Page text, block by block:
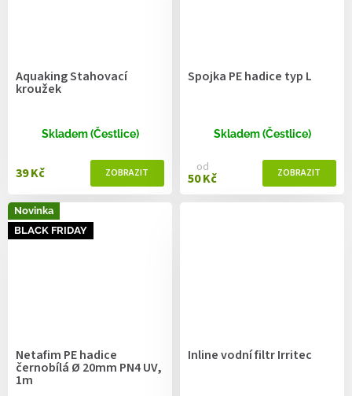
Aquaking Stahovací
kroužek
Skladem (Čestlice)
39 Kč
Spojka PE hadice typ L
Skladem (Čestlice)
od
50 Kč
Novinka
BLACK FRIDAY
Netafim PE hadice
černobílá Ø 20mm PN4 UV,
1m
Inline vodní filtr Irritec